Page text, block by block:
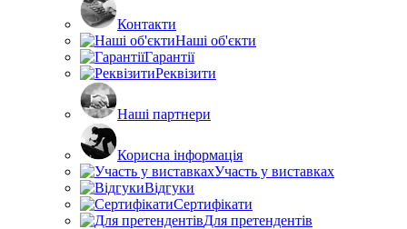
Контакти
Наші об'єкти
Гарантії
Реквізити
Наші партнери
Корисна інформація
Участь у виставках
Відгуки
Сертифікати
Для претендентів